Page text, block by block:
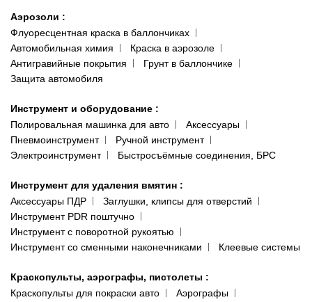
Аэрозоли :
Флуоресцентная краска в баллончиках
Автомобильная химия
Краска в аэрозоле
Антигравийные покрытия
Грунт в баллончике
Защита автомобиля
Инструмент и оборудование :
Полировальная машинка для авто
Аксессуары
Пневмоинструмент
Ручной инструмент
Электроинструмент
Быстросъёмные соединения, БРС
Инструмент для удаления вмятин :
Аксессуары ПДР
Заглушки, клипсы для отверстий
Инструмент PDR поштучно
Инструмент с поворотной рукоятью
Инструмент со сменными наконечниками
Клеевые системы
Краскопульты, аэрографы, пистолеты :
Краскопульты для покраски авто
Аэрографы